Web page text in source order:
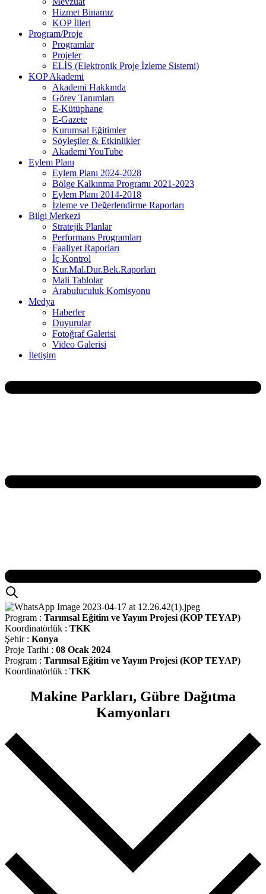
Hizmet Binamız
KOP İlleri
Program/Proje
Programlar
Projeler
ELİS (Elektronik Proje İzleme Sistemi)
KOP Akademi
Akademi Hakkında
Görev Tanımları
E-Kütüphane
E-Gazete
Kurumsal Eğitimler
Söyleşiler & Etkinlikler
Akademi YouTube
Eylem Planı
Eylem Planı 2024-2028
Bölge Kalkınma Programı 2021-2023
Eylem Planı 2014-2018
İzleme ve Değerlendirme Raporları
Bilgi Merkezi
Stratejik Planlar
Performans Programları
Faaliyet Raporları
İç Kontrol
Kur.Mal.Dur.Bek.Raporları
Mali Tablolar
Arabuluculuk Komisyonu
Medya
Haberler
Duyurular
Fotoğraf Galerisi
Video Galerisi
İletişim
Program : Tarımsal Eğitim ve Yayım Projesi (KOP TEYAP)
Koordinatörlük : TKK
Şehir : Konya
Proje Tarihi : 08 Ocak 2024
Program : Tarımsal Eğitim ve Yayım Projesi (KOP TEYAP)
Koordinatörlük : TKK
Makine Parkları, Gübre Dağıtma
Kamyonları